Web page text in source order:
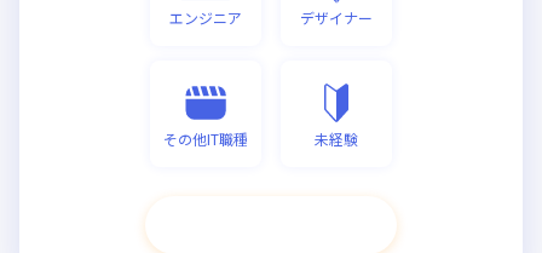
エンジニア デザイナー
その他IT職種 未経験